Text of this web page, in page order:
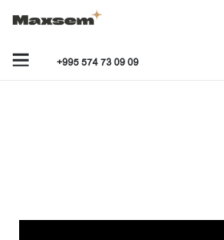
+995 574 73 09 09